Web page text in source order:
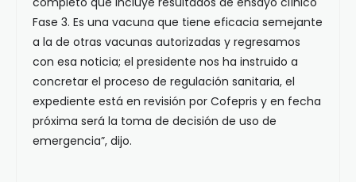
Fase 3. Es una vacuna que tiene eficacia semejante
a la de otras vacunas autorizadas y regresamos
con esa noticia; el presidente nos ha instruido a
concretar el proceso de regulación sanitaria, el
expediente está en revisión por Cofepris y en fecha
próxima será la toma de decisión de uso de
emergencia”, dijo.